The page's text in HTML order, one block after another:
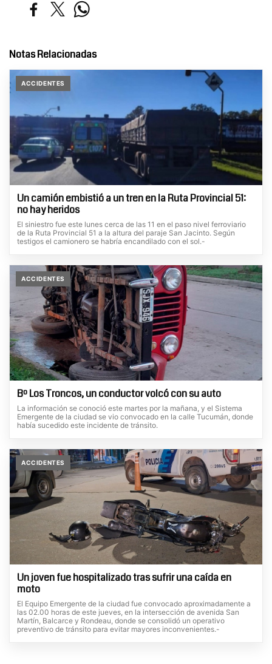
Notas Relacionadas
ACCIDENTES
Un camión embistió a un tren en la Ruta Provincial 51:
no hay heridos
El siniestro fue este lunes cerca de las 11 en el paso nivel ferroviario
de la Ruta Provincial 51 a la altura del paraje San Jacinto. Según
testigos el camionero se habría encandilado con el sol.-
ACCIDENTES
Bº Los Troncos, un conductor volcó con su auto
La información se conoció este martes por la mañana, y el Sistema
Emergente de la ciudad se vio convocado en la calle Tucumán, donde
había sucedido este incidente de tránsito.
ACCIDENTES
Un joven fue hospitalizado tras sufrir una caída en
moto
El Equipo Emergente de la ciudad fue convocado aproximadamente a
las 02.00 horas de este jueves, en la intersección de avenida San
Martín, Balcarce y Rondeau, donde se consolidó un operativo
preventivo de tránsito para evitar mayores inconvenientes.-